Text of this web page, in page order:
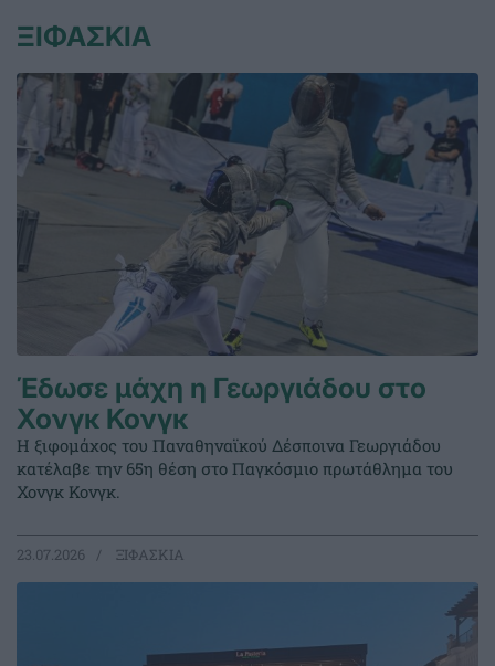
ΞΙΦΑΣΚΙΑ
Έδωσε μάχη η Γεωργιάδου στο
Χονγκ Κονγκ
Η ξιφομάχος του Παναθηναϊκού Δέσποινα Γεωργιάδου
κατέλαβε την 65η θέση στο Παγκόσμιο πρωτάθλημα του
Χονγκ Κονγκ.
23.07.2026 ΞΙΦΑΣΚΙΑ